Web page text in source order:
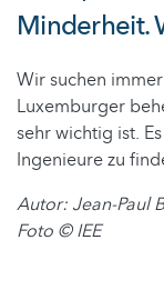
Minderheit.
Wir suchen
Luxemburger
sehr wichtig ist.
Ingenieure zu
Autor: Jean-Paul
Foto © IEE